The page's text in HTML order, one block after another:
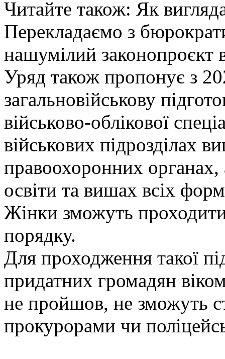
Читайте також: Як
Перекладаємо з
нашумілий законопроєкт
Уряд також пропонує з
загальновійськову
військово-облікової
військових підрозділах
правоохоронних органах,
освіти та вишах всіх
Жінки зможуть
порядку.
Для проходження такої
придатних громадян
не пройшов, не зможуть
прокурорами чи